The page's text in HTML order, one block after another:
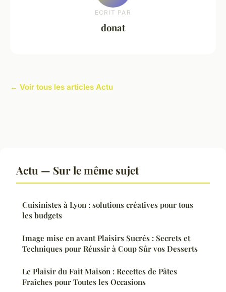
ECRIT PAR
donat
← Voir tous les articles Actu
Actu — Sur le même sujet
Cuisinistes à Lyon : solutions créatives pour tous
les budgets
Image mise en avant Plaisirs Sucrés : Secrets et
Techniques pour Réussir à Coup Sûr vos Desserts
Le Plaisir du Fait Maison : Recettes de Pâtes
Fraîches pour Toutes les Occasions